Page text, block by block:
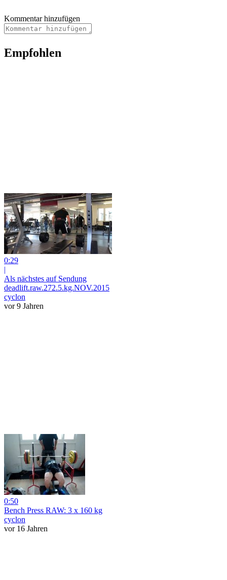
Kommentar hinzufügen
Empfohlen
0:29
|
Als nächstes auf Sendung
deadlift.raw.272.5.kg.NOV.2015
cyclon
vor 9 Jahren
0:50
Bench Press RAW: 3 x 160 kg
cyclon
vor 16 Jahren